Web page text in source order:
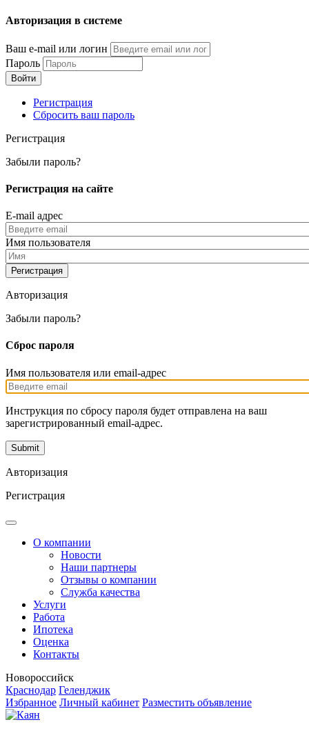
Перейти
основному
содержанию
Авторизация в системе
Ваш e-mail или логин
Пароль
Регистрация
Сбросить ваш пароль
Регистрация
Забыли пароль?
Регистрация на сайте
E-mail адрес
Имя пользователя
Авторизация
Забыли пароль?
Сброс пароля
Имя пользователя или email-адрес
Инструкция по сбросу пароля будет отправлена на ваш
зарегистрированный email-адрес.
Авторизация
Регистрация
О компании
Новости
Наши партнеры
Отзывы о компании
Служба качества
Услуги
Работа
Ипотека
Оценка
Контакты
Новороссийск
Краснодар Геленджик
Избранное Личный кабинет Разместить объявление